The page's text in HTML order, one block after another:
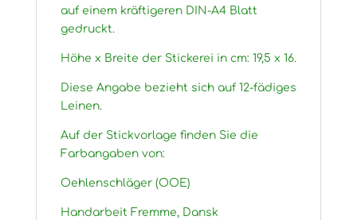
auf einem kräftigeren DIN-A4 Blatt
gedruckt.
Höhe x Breite der Stickerei in cm: 19,5 x 16.
Diese Angabe bezieht sich auf 12-fädiges
Leinen.
Auf der Stickvorlage finden Sie die
Farbangaben von:
Oehlenschläger (OOE)
Handarbeit Fremme, Dansk